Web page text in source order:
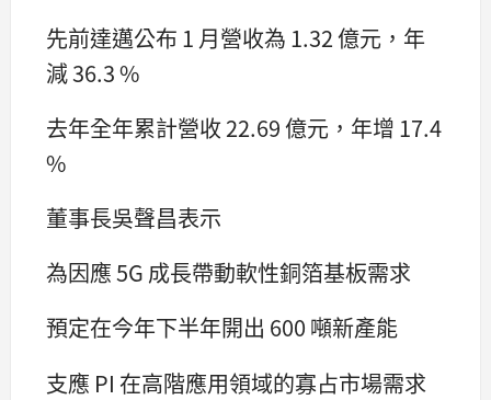
先前達邁公布 1 月營收為 1.32 億元，年
減 36.3 %
去年全年累計營收 22.69 億元，年增 17.4
%
董事長吳聲昌表示
為因應 5G 成長帶動軟性銅箔基板需求
預定在今年下半年開出 600 噸新產能
支應 PI 在高階應用領域的寡占市場需求